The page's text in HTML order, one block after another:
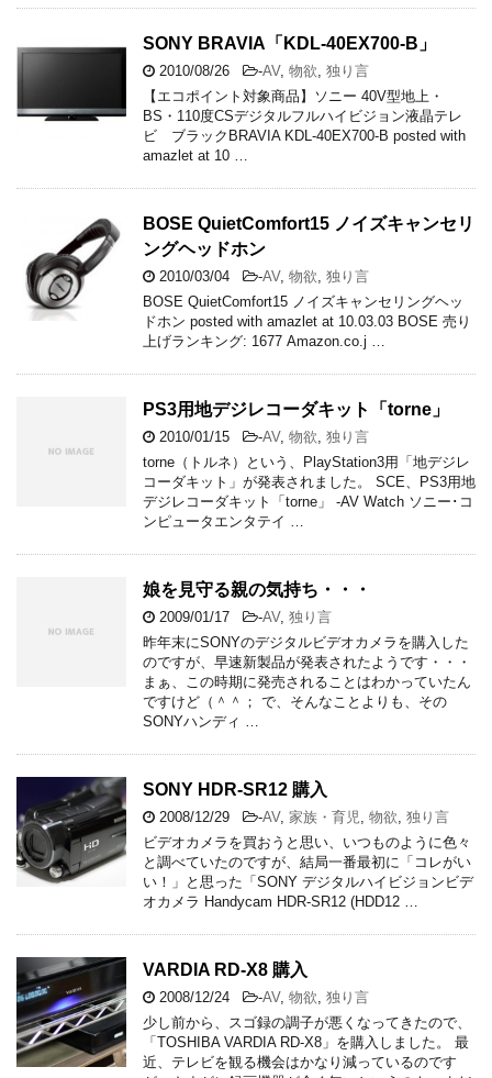
SONY BRAVIA「KDL-40EX700-B」
2010/08/26 -AV, 物欲 独り言
【エコポイント対象商品】ソニー 40V型地上・
BS・110度CSデジタルフルハイビジョン液晶テレ
ビ ブラックBRAVIA KDL-40EX700-B posted with
amazlet at 10 …
BOSE QuietComfort15 ノイズキャンセリ
ングヘッドホン
2010/03/04 -AV, 物欲 独り言
BOSE QuietComfort15 ノイズキャンセリングヘッ
ドホン posted with amazlet at 10.03.03 BOSE 売り
上げランキング: 1677 Amazon.co.j …
PS3用地デジレコーダキット「torne」
2010/01/15 -AV, 物欲 独り言
torne（トルネ）という、PlayStation3用「地デジレ
コーダキット」が発表されました。 SCE、PS3用地
デジレコーダキット「torne」 -AV Watch ソニー･コ
ンピュータエンタテイ …
娘を見守る親の気持ち・・・
2009/01/17 -AV, 独り言
昨年末にSONYのデジタルビデオカメラを購入した
のですが、早速新製品が発表されたようです・・・
まぁ、この時期に発売されることはわかっていたん
ですけど（＾＾； で、そんなことよりも、その
SONYハンディ …
SONY HDR-SR12 購入
2008/12/29 -AV, 家族・育児 物欲 独り言
ビデオカメラを買おうと思い、いつものように色々
と調べていたのですが、結局一番最初に「コレがい
い！」と思った「SONY デジタルハイビジョンビデ
オカメラ Handycam HDR-SR12 (HDD12 …
VARDIA RD-X8 購入
2008/12/24 -AV, 物欲 独り言
少し前から、スゴ録の調子が悪くなってきたので、
「TOSHIBA VARDIA RD-X8」を購入しました。 最
近、テレビを観る機会はかなり減っているのです